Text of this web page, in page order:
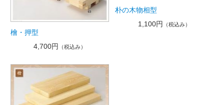
檜・押型
4,700円
（税込み）
朴の木物相型
1,100円
（税込み）